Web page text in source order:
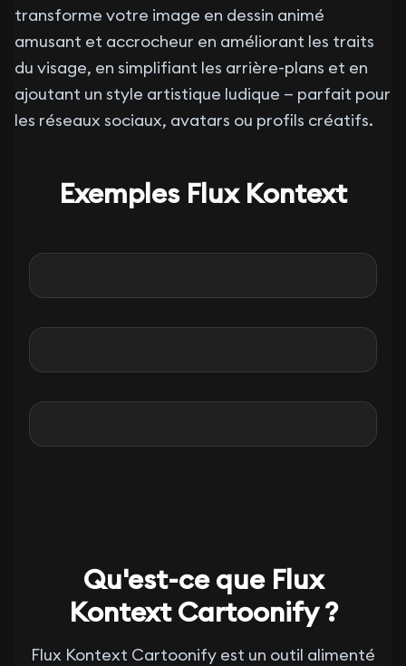
transforme votre image en dessin animé
amusant et accrocheur en améliorant les traits
du visage, en simplifiant les arrière-plans et en
ajoutant un style artistique ludique — parfait pour
les réseaux sociaux, avatars ou profils créatifs.
Exemples Flux Kontext
Before After
Before After
Before After
Qu'est-ce que Flux
Kontext Cartoonify ?
Flux Kontext Cartoonify est un outil alimenté